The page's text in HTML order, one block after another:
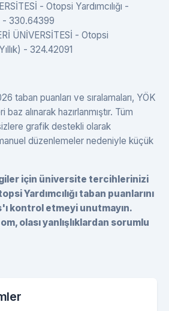
- Otopsi Yardımcılığı -
- 330.64399
ÜNİVERSİTESİ - Otopsi
- 324.42091
taban puanları ve sıralamaları, YÖK
alınarak hazırlanmıştır. Tüm
grafik destekli olarak
düzenlemeler nedeniyle küçük
için üniversite tercihlerinizi
Yardımcılığı taban puanlarını
kontrol etmeyi unutmayın.
olası yanlışlıklardan sorumlu